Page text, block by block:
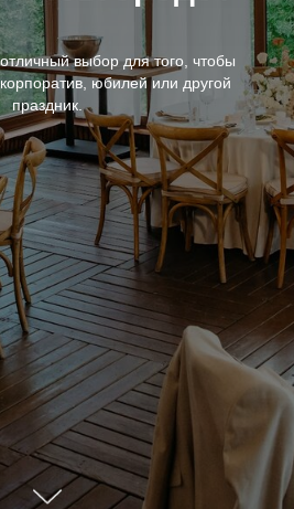
выбор для того, чтобы
юбилей или другой
праздник.